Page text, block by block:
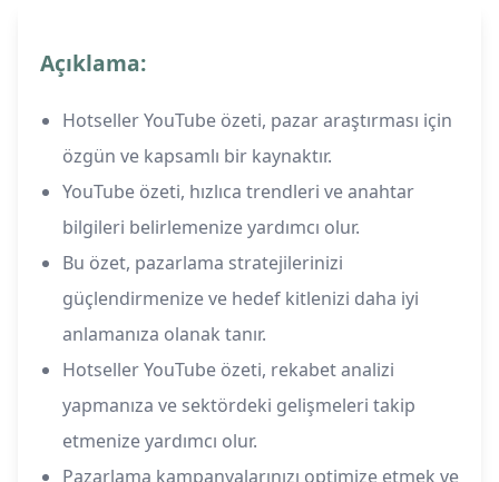
Açıklama:
Hotseller YouTube özeti, pazar araştırması için
özgün ve kapsamlı bir kaynaktır.
YouTube özeti, hızlıca trendleri ve anahtar
bilgileri belirlemenize yardımcı olur.
Bu özet, pazarlama stratejilerinizi
güçlendirmenize ve hedef kitlenizi daha iyi
anlamanıza olanak tanır.
Hotseller YouTube özeti, rekabet analizi
yapmanıza ve sektördeki gelişmeleri takip
etmenize yardımcı olur.
Pazarlama kampanyalarınızı optimize etmek ve